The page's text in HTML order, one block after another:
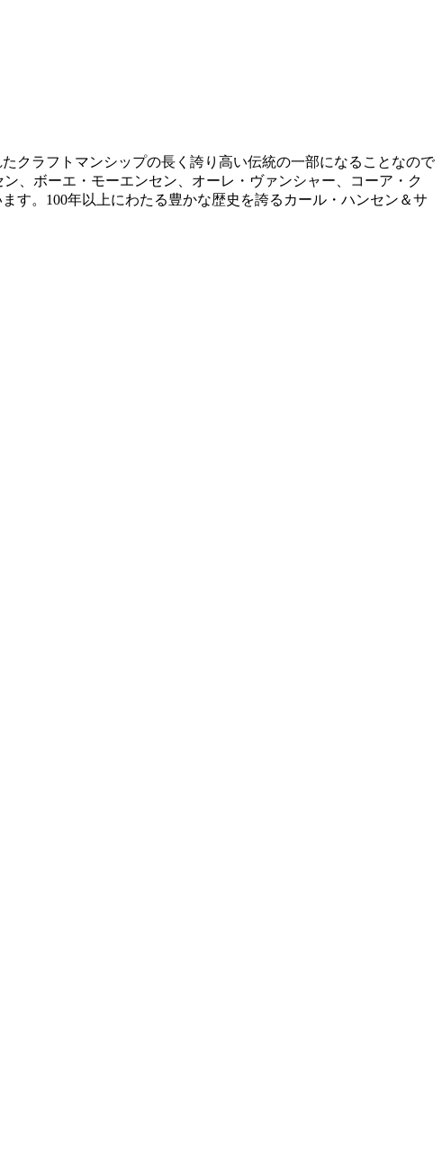
クラフトマンシップの長く誇り高い伝統の一部になることなので
、ボーエ・モーエンセン、オーレ・ヴァンシャー、コーア・ク
す。100年以上にわたる豊かな歴史を誇るカール・ハンセン＆サ